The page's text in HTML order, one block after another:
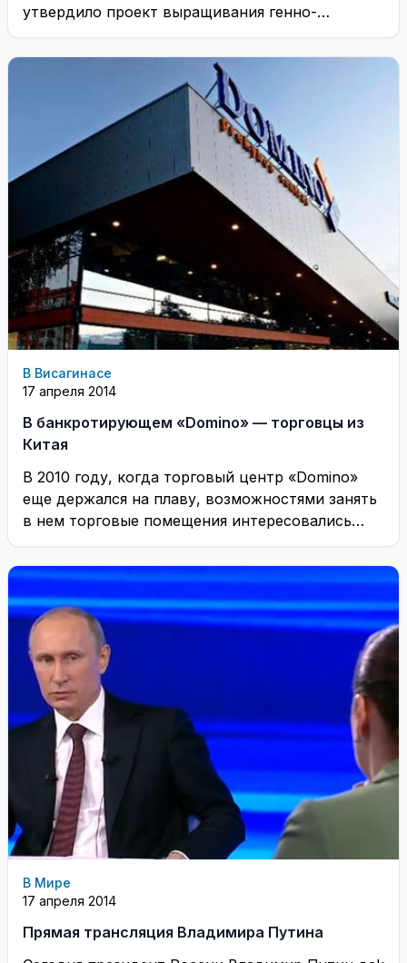
утвердило проект выращивания генно-
инженерной сельскохозяйственной культуры
для получения синтетической формы рыбьего ...
В Висагинасе
17 апреля 2014
В банкротирующем «Domino» — торговцы из
Китая
В 2010 году, когда торговый центр «Domino»
еще держался на плаву, возможностями занять
в нем торговые помещения интересовались
китайские предприниматели. ...
В Мире
17 апреля 2014
Прямая трансляция Владимира Путина